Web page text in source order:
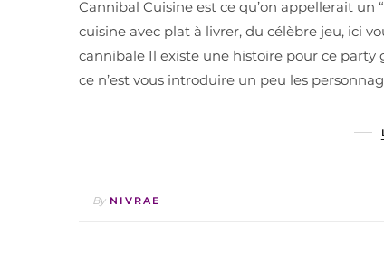
Cannibal Cuisine est ce qu’on appellerait
cuisine avec plat à livrer, du célèbre jeu, ici
cannibale Il existe une histoire pour ce party
ce n’est vous introduire un peu les
By NIVRAE